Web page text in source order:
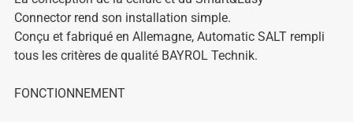
Connector rend son installation simple.
Conçu et fabriqué en Allemagne, Automatic SALT rempli
tous les critères de qualité BAYROL Technik.
FONCTIONNEMENT